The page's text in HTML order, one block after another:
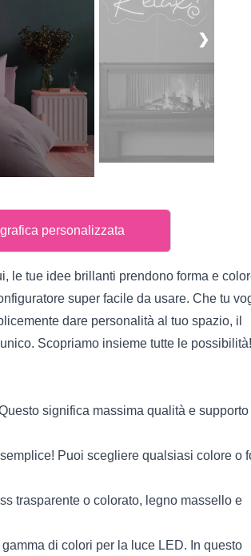
❯
personalizzata
le tue idee brillanti prendono forma e
super facile da usare. Che tu
dare personalità al tuo spazio, il
Scopriamo insieme tutte le possibilità!
significa massima qualità e supporto
Puoi scegliere qualsiasi colore o
trasparente o colorato, legno massello e
di colori per la luce LED. In questo